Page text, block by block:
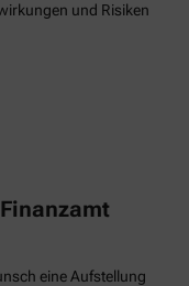
und Risiken
eine Aufstellung